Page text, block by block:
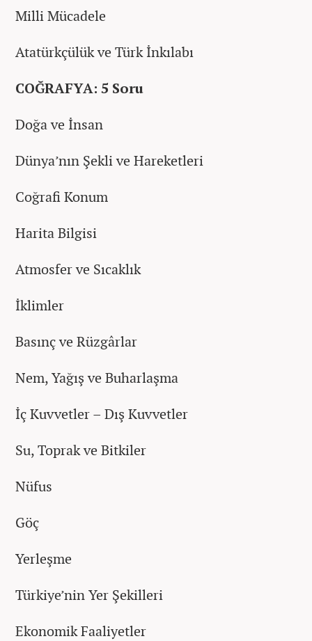
Milli Mücadele
Atatürkçülük ve Türk İnkılabı
COĞRAFYA: 5 Soru
Doğa ve İnsan
Dünya’nın Şekli ve Hareketleri
Coğrafi Konum
Harita Bilgisi
Atmosfer ve Sıcaklık
İklimler
Basınç ve Rüzgârlar
Nem, Yağış ve Buharlaşma
İç Kuvvetler – Dış Kuvvetler
Su, Toprak ve Bitkiler
Nüfus
Göç
Yerleşme
Türkiye’nin Yer Şekilleri
Ekonomik Faaliyetler